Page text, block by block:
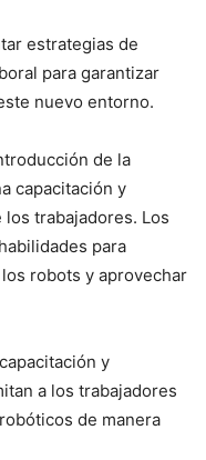
estrategias de
para garantizar
nuevo entorno.
de la
capacitación y
trabajadores. Los
para
robots y aprovechar
y
a los trabajadores
de manera